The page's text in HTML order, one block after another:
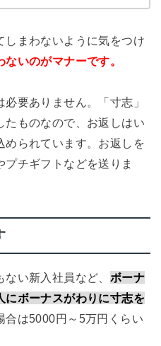
しまわないように気をつけ
ないのがマナーです。
要ありません。「寸志」
たものなので、お返しはい
められています。お返しを
プチギフトなどを送りま
い新入社員など、 ボーナ
にボーナスがわりに寸志を
合は5000円～ 5万円くらい